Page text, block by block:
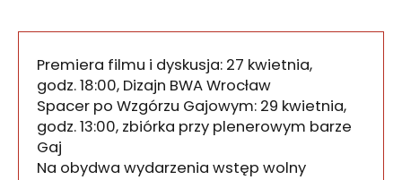
Premiera filmu i dyskusja: 27 kwietnia,
godz. 18:00, Dizajn BWA Wrocław
Spacer po Wzgórzu Gajowym: 29 kwietnia,
godz. 13:00, zbiórka przy plenerowym barze
Gaj
Na obydwa wydarzenia wstęp wolny